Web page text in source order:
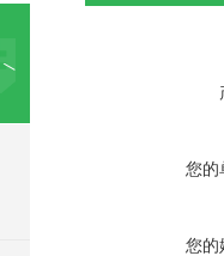
您的
您的